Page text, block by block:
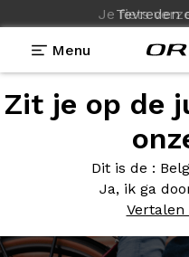
Tevreden
Je fiets
Menu
Zit je op de
Dit is de :
Ja, ik ga
Vertalen